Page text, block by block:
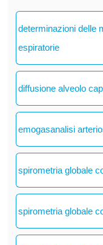
determinazioni delle
espiratorie
diffusione alveolo
emogasanalisi
spirometria globale
spirometria globale